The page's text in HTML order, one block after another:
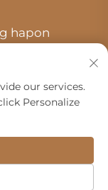
hapon
privacy
Sa Amin
our services.
Personalize